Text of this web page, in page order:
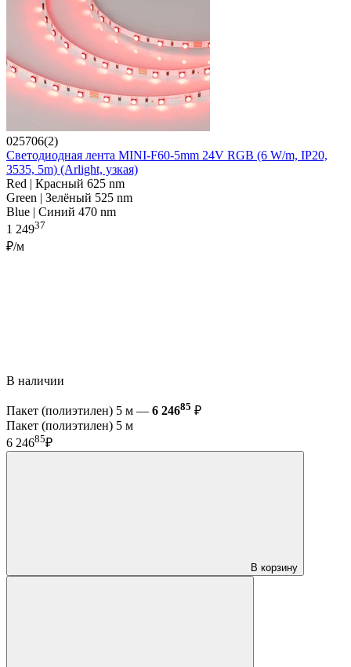
025706(2)
Светодиодная лента MINI-F60-5mm 24V RGB (6 W/m, IP20,
3535, 5m) (Arlight, узкая)
Red | Красный 625 nm
Green | Зелёный 525 nm
Blue | Синий 470 nm
1 24937
₽/м
В наличии
Пакет (полиэтилен) 5 м — 6 24685 ₽
Пакет (полиэтилен) 5 м
6 24685₽
В корзину